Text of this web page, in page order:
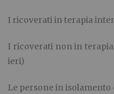
I ricoverati in terapia
I ricoverati non in
ieri)
Le persone in